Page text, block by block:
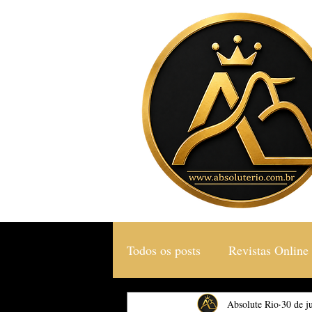
Todos os posts Revistas Online
Gastronomia & Turismo
Absolute Rio 30 de